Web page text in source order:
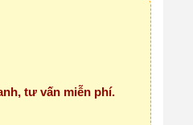
tư vấn miễn phí.